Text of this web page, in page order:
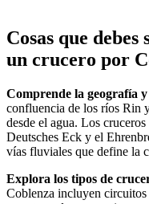
Cosas que
un crucero por
Comprende la geografía
confluencia de los ríos Rin
desde el agua. Los
Deutsches Eck y el
vías fluviales que define la
Explora los tipos de
Coblenza incluyen